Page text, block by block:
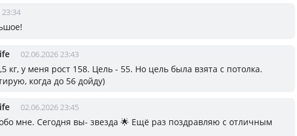
02.06.2026 23:43
кг, у меня рост 158. Цель - 55. Но цель была взята с потолка.
когда до 56 дойду)
02.06.2026 23:45
мне. Сегодня вы- звезда 🌟 Ещё раз поздравляю с отличным